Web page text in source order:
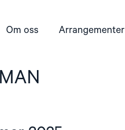
Om oss Arrangementer